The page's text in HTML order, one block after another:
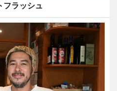
フラッシュ